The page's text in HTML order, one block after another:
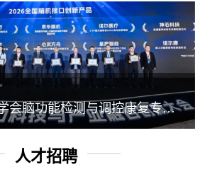
2026中国康复医学会脑功能检测与调控康复专业委员会学术年会丨脑客中国：脑机接口——EEG驱动TMS闭环调控工作坊
人才招聘